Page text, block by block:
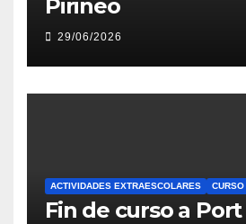
Pirineo
29/06/2026
ACTIVIDADES EXTRAESCOLARES
Fin de curso a